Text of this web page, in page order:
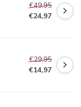
€49,95
€24,97
€29,95
€14,97